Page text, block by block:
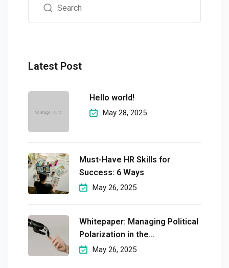
Latest Post
Hello world!
May 28, 2025
Must-Have HR Skills for
Success: 6 Ways
May 26, 2025
Whitepaper: Managing Political
Polarization in the
Workplaceмэргэшсэн
May 26, 2025